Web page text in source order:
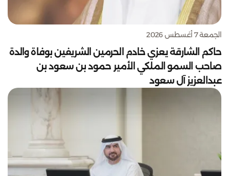
الجمعة 7 أغسطس 2026
حاكم الشارقة يعزي خادم الحرمين الشريفين بوفاة والدة
صاحب السمو الملكي الأمير حمود بن سعود بن
عبدالعزيز آل سعود